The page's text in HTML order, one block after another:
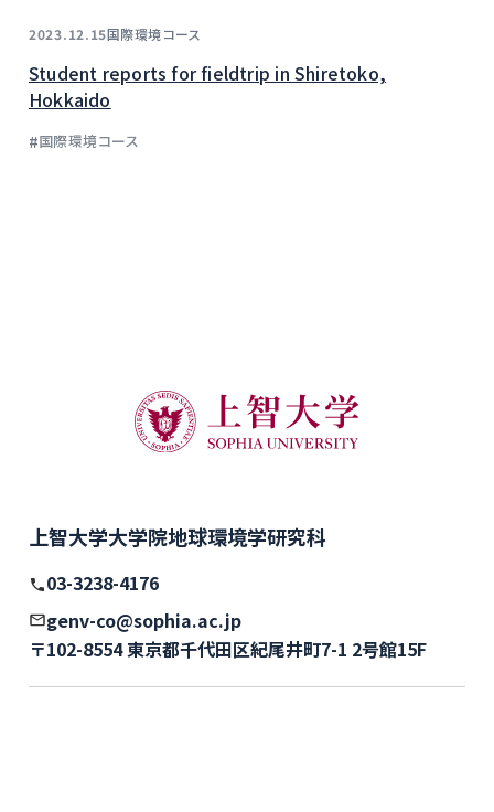
2023.12.15国際環境コース
Student reports for fieldtrip in Shiretoko,
Hokkaido
#国際環境コース
上智大学大学院地球環境学研究科
03-3238-4176
genv-co@sophia.ac.jp
〒102-8554 東京都千代田区紀尾井町7-1 2号館15F